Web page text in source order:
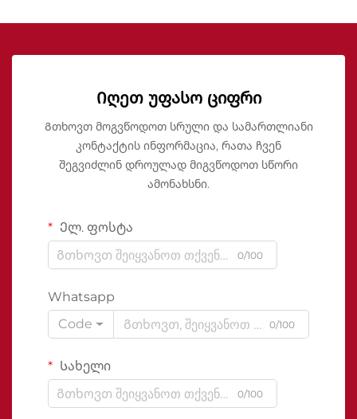
Იღეთ უფასო ციფრი
Გთხოვთ მოგვწოდოთ სრული და სამართლიანი
კონტაქტის ინფორმაცია, რათა ჩვენ
შეგვიძლინ დროულად მიგვწოდოთ სწორი
ამონახსნი.
Ელ. ფოსტა
0/100
Whatsapp
Code
0/100
Სახელი
0/100